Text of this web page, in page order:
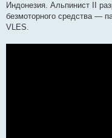
Индонезия. Альпинист II
безмоторного средства —
VLES.